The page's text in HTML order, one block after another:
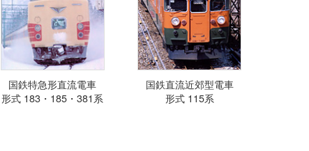
国鉄特急形直流電車
形式 183・185・381系
国鉄直流近郊型電車
形式 115系